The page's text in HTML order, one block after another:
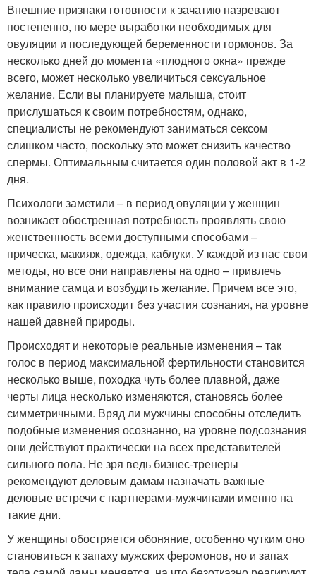
Внешние признаки готовности к зачатию назревают
постепенно, по мере выработки необходимых для
овуляции и последующей беременности гормонов. За
несколько дней до момента «плодного окна» прежде
всего, может несколько увеличиться сексуальное
желание. Если вы планируете малыша, стоит
прислушаться к своим потребностям, однако,
специалисты не рекомендуют заниматься сексом
слишком часто, поскольку это может снизить качество
спермы. Оптимальным считается один половой акт в 1-2
дня.
Психологи заметили – в период овуляции у женщин
возникает обостренная потребность проявлять свою
женственность всеми доступными способами –
прическа, макияж, одежда, каблуки. У каждой из нас свои
методы, но все они направлены на одно – привлечь
внимание самца и возбудить желание. Причем все это,
как правило происходит без участия сознания, на уровне
нашей давней природы.
Происходят и некоторые реальные изменения – так
голос в период максимальной фертильности становится
несколько выше, походка чуть более плавной, даже
черты лица несколько изменяются, становясь более
симметричными. Вряд ли мужчины способны отследить
подобные изменения осознанно, на уровне подсознания
они действуют практически на всех представителей
сильного пола. Не зря ведь бизнес-тренеры
рекомендуют деловым дамам назначать важные
деловые встречи с партнерами-мужчинами именно на
такие дни.
У женщины обостряется обоняние, особенно чутким оно
становиться к запаху мужских феромонов, но и запах